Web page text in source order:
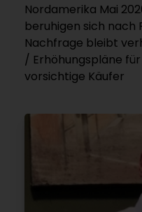
Nordamerika Mai
beruhigen sich nach
Nachfrage bleibt
/ Erhöhungspläne
vorsichtige Käufer